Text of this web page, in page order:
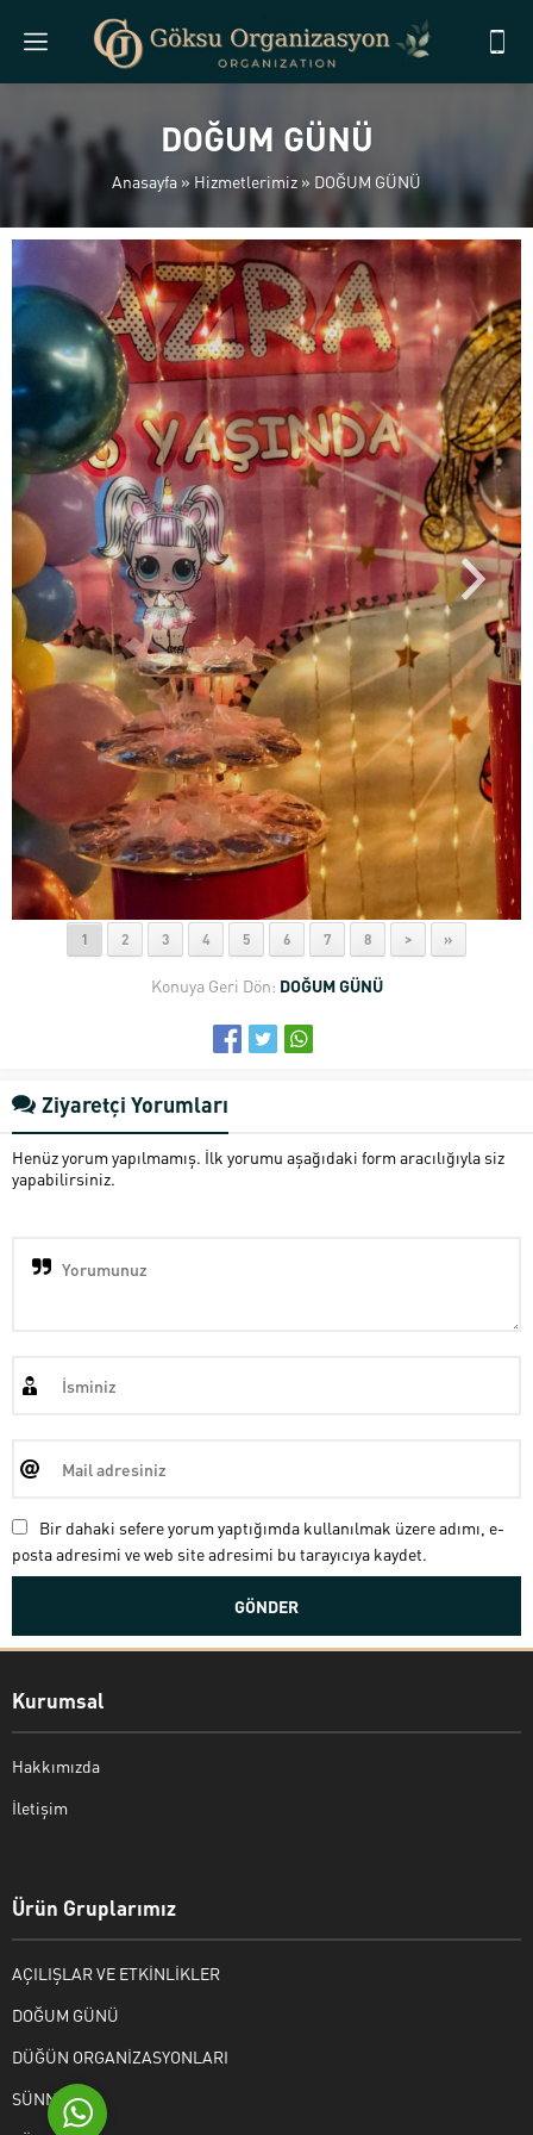
DOĞUM GÜNÜ
Anasayfa »Hizmetlerimiz » DOĞUM GÜNÜ
1 2 3 4 5 6 7 8 > »
Konuya Geri Dön: DOĞUM GÜNÜ
Ziyaretçi Yorumları
Henüz yorum yapılmamış. İlk yorumu aşağıdaki form aracılığıyla siz
yapabilirsiniz.
Bir dahaki sefere yorum yaptığımda kullanılmak üzere adımı, e-
posta adresimi ve web site adresimi bu tarayıcıya kaydet.
Kurumsal
Hakkımızda
İletişim
Ürün Gruplarımız
AÇILIŞLAR VE ETKİNLİKLER
DOĞUM GÜNÜ
DÜĞÜN ORGANİZASYONLARI
SÜNNET